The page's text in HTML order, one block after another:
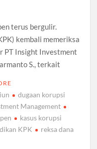
terus bergulir.
kembali memeriksa
PT Insight Investment
S., terkait
dugaan korupsi
Management
kasus korupsi
KPK
reksa dana